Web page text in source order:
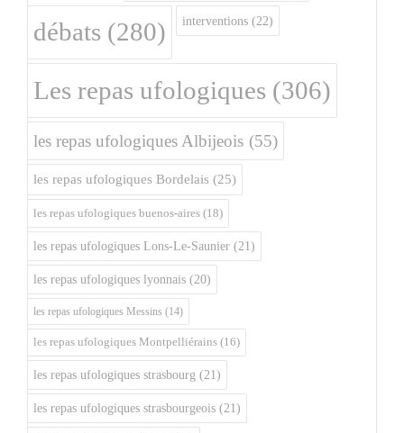
débats (280) interventions (22)
Les repas ufologiques (306)
les repas ufologiques Albijeois (55)
les repas ufologiques Bordelais (25)
les repas ufologiques buenos-aires (18)
les repas ufologiques Lons-Le-Saunier (21)
les repas ufologiques lyonnais (20)
les repas ufologiques Messins (14)
les repas ufologiques Montpelliérains (16)
les repas ufologiques strasbourg (21)
les repas ufologiques strasbourgeois (21)